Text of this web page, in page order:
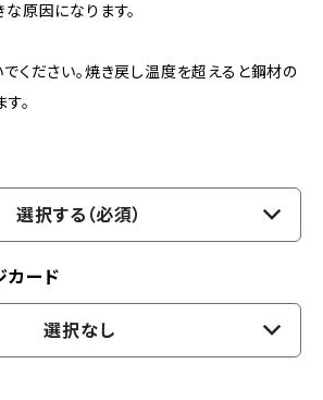
原因になります。
ください。焼き戻し温度を超えると鋼材の
。
選択する（必須）
カード
選択なし